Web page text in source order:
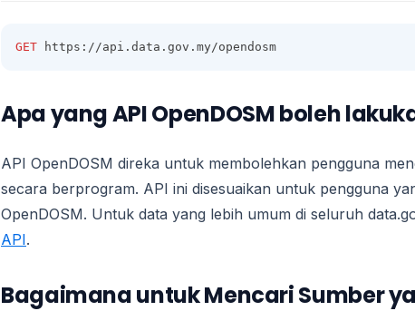
GET https://api.data.gov.my/opendosm
Apa yang API OpenDOSM boleh
API OpenDOSM direka untuk membolehkan pengguna
secara berprogram. API ini disesuaikan untuk pengguna
OpenDOSM. Untuk data yang lebih umum di seluruh
API.
Bagaimana untuk Mencari Sumber